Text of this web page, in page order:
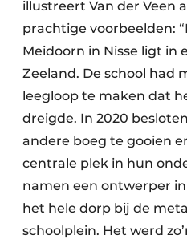
illustreert Van der Veen
prachtige voorbeelden:
Meidoorn in Nisse ligt in
Zeeland. De school had
leegloop te maken dat
dreigde. In 2020
andere boeg te gooien
centrale plek in hun
namen een ontwerper
het hele dorp bij de
schoolplein. Het werd